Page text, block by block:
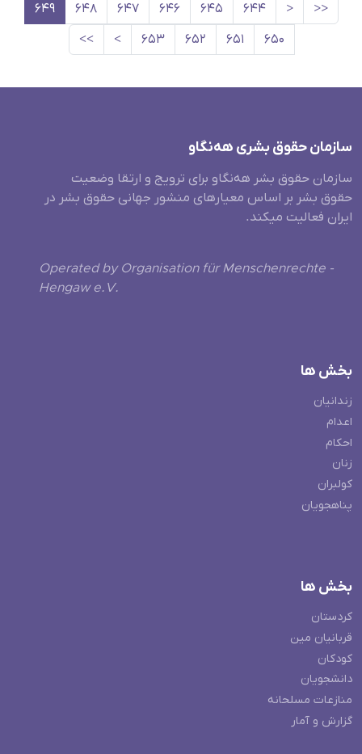
<<
< ۶۴۴ ۶۴۵ ۶۴۶ ۶۴۷ ۶۴۸
۶۴۹
۶۵۰
۶۵۱ ۶۵۲ ۶۵۳ >
>>
سازمان حقوق بشری هەنگاو
سازمان حقوق بشر هه‌نگاو برای ترویج و ارتقا وضعیت
حقوق بشر بر اساس معیارهای منشور جهانی حقوق بشر در
ایران فعالیت میکند.
Operated by Organisation für Menschenrechte -
Hengaw e.V.
بخش ها
زندانیان
اعدام
احکام
زنان
کولبران
پناهجویان
بخش ها
کردستان
قربانیان مین
کودکان
دانشجویان
منازعات مسلحانه
گزارش و آمار